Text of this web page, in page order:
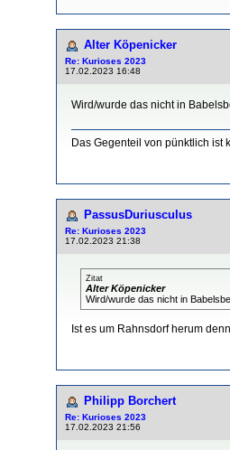
Alter Köpenicker
Re: Kurioses 2023
17.02.2023 16:48
Wird/wurde das nicht in
Das Gegenteil von pünktlich ist
PassusDuriusculus
Re: Kurioses 2023
17.02.2023 21:38
Zitat
Alter Köpenicker
Wird/wurde das nicht in
Ist es um Rahnsdorf herum
Philipp Borchert
Re: Kurioses 2023
17.02.2023 21:56